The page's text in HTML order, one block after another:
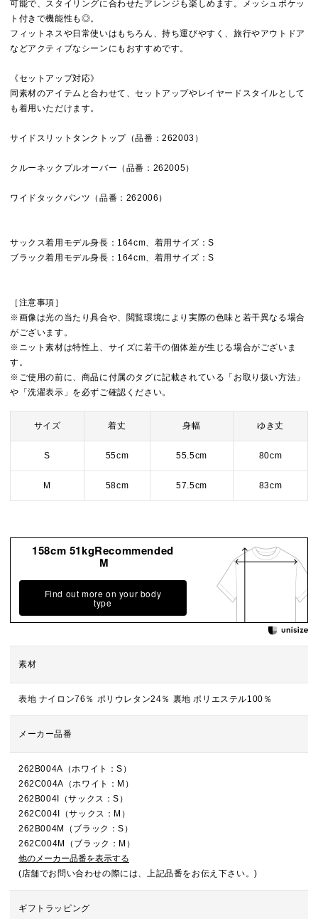
可能で、スタイリングに合わせたアレンジも楽しめます。メッシュポケッ
ト付きで機能性も◎。
フィットネスや日常使いはもちろん、持ち運びやすく、旅行やアウトドア
などアクティブなシーンにもおすすめです。
《セットアップ対応》
同素材のアイテムと合わせて、セットアップやレイヤードスタイルとして
も着用いただけます。
サイドスリットタンクトップ（品番：262003）
クルーネックプルオーバー（品番：262005）
ワイドタックパンツ（品番：262006）
サックス着用モデル身長：164cm、着用サイズ：S
ブラック着用モデル身長：164cm、着用サイズ：S
［注意事項］
※画像は光の当たり具合や、閲覧環境により実際の色味と若干異なる場合
がございます。
※ニット素材は特性上、サイズに若干の個体差が生じる場合がございま
す。
※ご使用の前に、商品に付属のタグに記載されている「お取り扱い方法」
や「洗濯表示」を必ずご確認ください。
サイズ 着丈 身幅 ゆき丈
S 55cm 55.5cm 80cm
M 58cm 57.5cm 83cm
158cm 51kgRecommended
M
Find out more on your body
type
素材
表地 ナイロン76％ ポリウレタン24％ 裏地 ポリエステル100％
メーカー品番
262B004A（ホワイト：S）
262C004A（ホワイト：M）
262B004I（サックス：S）
262C004I（サックス：M）
262B004M（ブラック：S）
262C004M（ブラック：M）
他のメーカー品番を表示する
(店舗でお問い合わせの際には、上記品番をお伝え下さい。)
ギフトラッピング